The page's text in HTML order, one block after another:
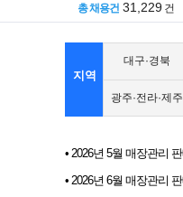
총 채용건 31,229 건
지역
대구·경북
광주·전라·제주